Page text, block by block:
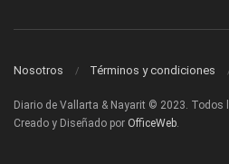
Nosotros Términos y condiciones
Diario de Vallarta & Nayarit © 2023. Todos
Creado y Diseñado por OfficeWeb.